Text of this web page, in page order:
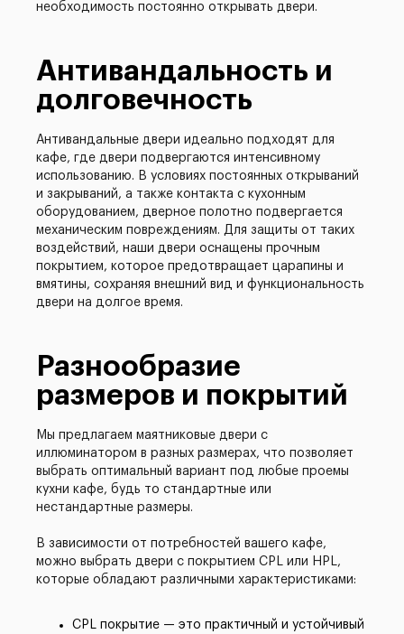
необходимость постоянно открывать двери.
Антивандальность и
долговечность
Антивандальные двери идеально подходят для
кафе, где двери подвергаются интенсивному
использованию. В условиях постоянных открываний
и закрываний, а также контакта с кухонным
оборудованием, дверное полотно подвергается
механическим повреждениям. Для защиты от таких
воздействий, наши двери оснащены прочным
покрытием, которое предотвращает царапины и
вмятины, сохраняя внешний вид и функциональность
двери на долгое время.
Разнообразие
размеров и покрытий
Мы предлагаем маятниковые двери с
иллюминатором в разных размерах, что позволяет
выбрать оптимальный вариант под любые проемы
кухни кафе, будь то стандартные или
нестандартные размеры.
В зависимости от потребностей вашего кафе,
можно выбрать двери с покрытием CPL или HPL,
которые обладают различными характеристиками:
CPL покрытие — это практичный и устойчивый